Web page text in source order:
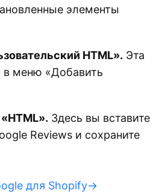
элементы
HTML». Эта
в меню «Добавить
Здесь вы вставите
Reviews и сохраните
для Shopify→